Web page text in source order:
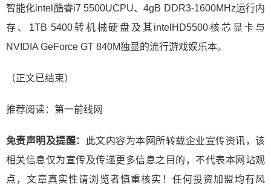
智能化intel酷睿i7 5500UCPU、4gB DDR3-1600MHz运行内
存、1TB 5400转机械硬盘及其intelHD5500核芯显卡与
NVIDIA GeForce GT 840M独显的流行游戏娱乐本。
（正文已结束）
推荐阅读： 第一前线网
免责声明及提醒：
此文内容为本网所转载企业宣传资讯，该
相关信息仅为宣传及传递更多信息之目的，不代表本网站观
点，文章真实性请浏览者慎重核实！任何投资加盟均有风